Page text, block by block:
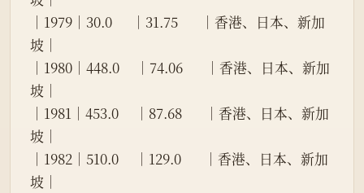
│1979│30.0      │31.75       │香港、日本、新加
坡│
│1980│448.0     │74.06       │香港、日本、新加
坡│
│1981│453.0     │87.68       │香港、日本、新加
坡│
│1982│510.0     │129.0       │香港、日本、新加
坡│